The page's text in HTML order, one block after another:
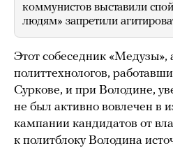
коммунистов выставили
людям» запретили
Этот собеседник «Медузы»,
политтехнологов,
Суркове, и при Володине,
не был активно вовлечен в
кампании кандидатов от
к политблоку Володина